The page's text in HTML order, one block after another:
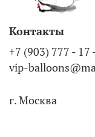
Контакты
+7 (903) 777 - 17
vip-
г. Москва